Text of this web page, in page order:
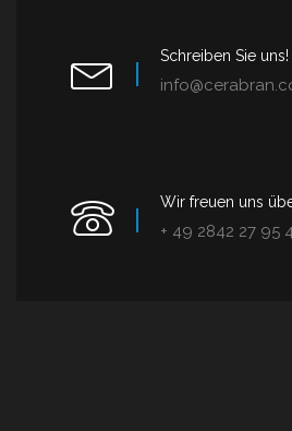
Schreiben Sie uns!
Wir freuen uns
+ 49 2842 27 95